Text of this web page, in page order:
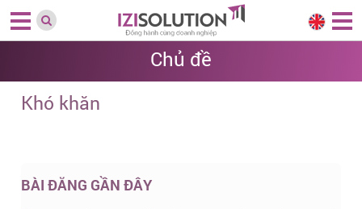
Chủ đề
Khó khăn
BÀI ĐĂNG GẦN ĐÂY